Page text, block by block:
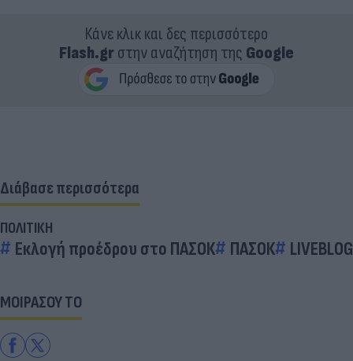
Κάνε κλικ και δες περισσότερο
Flash.grστην αναζήτηση της Google
Διάβασε περισσότερα
ΠΟΛΙΤΙΚΗ
Εκλογή προέδρου στο ΠΑΣΟΚ ΠΑΣΟΚ LIVEBLOG
ΜΟΙΡΑΣΟΥ ΤΟ